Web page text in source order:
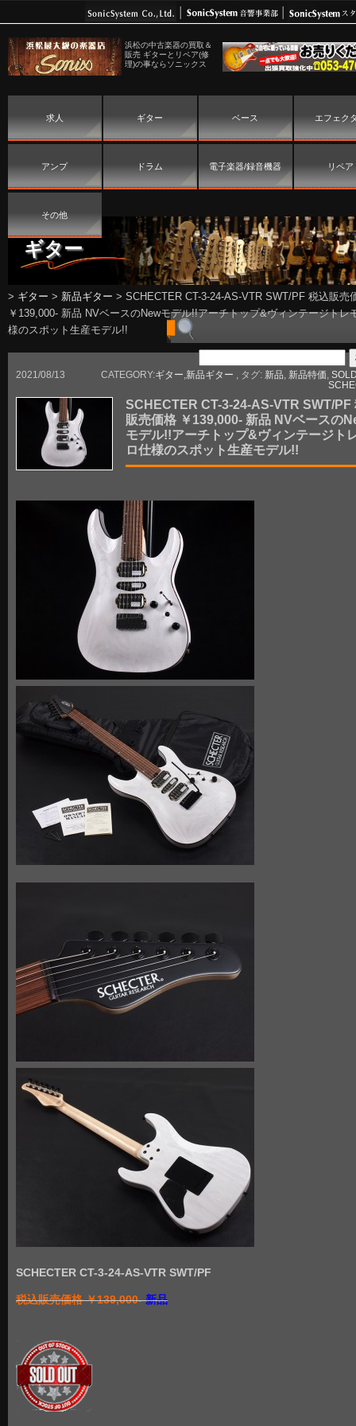
浜松の中古楽器の買取＆
販売 ギターとリペア(修
理)の事ならソニックス
求人 ギター ベース エフェク
アンプ ドラム 電子楽器/録音機器 リペア
その他
ギター
> ギター > 新品ギター > SCHECTER CT-3-24-AS-VTR SWT/PF 税込販売
￥139,000- 新品 NVベースのNewモデル!!アーチトップ&ヴィンテージトレ
様のスポット生産モデル!!
2021/08/13 CATEGORY:ギター 新品ギター , タグ: 新品 新品特価
SCHECTER CT-3-24-AS-VTR SWT/PF
販売価格 ￥139,000- 新品 NVベースの
モデル!!アーチトップ&ヴィンテージト
ロ仕様のスポット生産モデル!!
SCHECTER CT-3-24-AS-VTR SWT/PF
税込販売価格 ￥139,000- 新品